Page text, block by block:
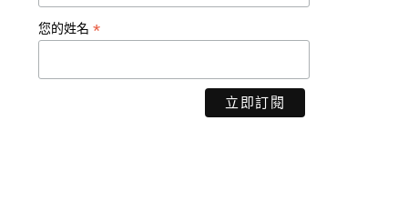
您的姓名*